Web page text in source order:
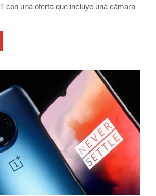
con una oferta que incluye una cámara